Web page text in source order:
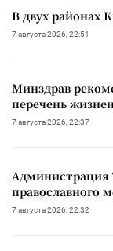
В двух районах
7 августа 2026, 22:51
Минздрав
перечень
7 августа 2026, 22:37
Администрация
православного
7 августа 2026, 22:32